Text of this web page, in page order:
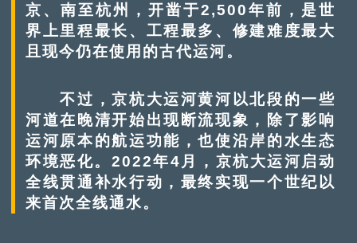
京、南至杭州，开凿于2,500年前，是世
界上里程最长、工程最多、修建难度最大
且现今仍在使用的古代运河。
不过，京杭大运河黄河以北段的一些
河道在晚清开始出现断流现象，除了影响
运河原本的航运功能，也使沿岸的水生态
环境恶化。2022年4月，京杭大运河启动
全线贯通补水行动，最终实现一个世纪以
来首次全线通水。